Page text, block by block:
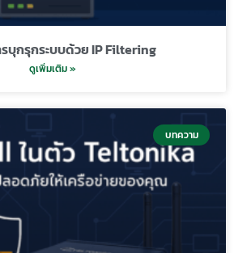
บุกรุกระบบด้วย IP Filtering
ดูเพิ่มเติม »
บทความ